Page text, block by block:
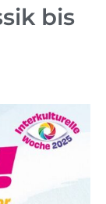
bis